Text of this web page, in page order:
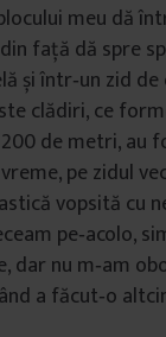
meu dă
faţă dă spre
și într‑un zid
clădiri, ce
de metri, au
pe zidul
vopsită cu
pe‑acolo,
dar nu m‑am
a făcut‑o